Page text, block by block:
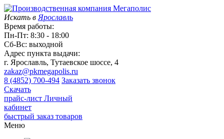
Искать в Ярославль
Время работы:
Пн-Пт: 8:30 - 18:00
Сб-Вс: выходной
Адрес пункта выдачи:
г. Ярославль, Тутаевское шоссе, 4
zakaz@pkmegapolis.ru
8 (4852) 700-494 Заказать звонок
Скачать
прайс-лист Личный
кабинет
быстрый заказ товаров
Меню